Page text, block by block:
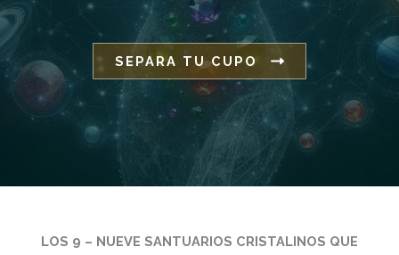
SEPARA TU CUPO
LOS 9 – NUEVE SANTUARIOS CRISTALINOS QUE